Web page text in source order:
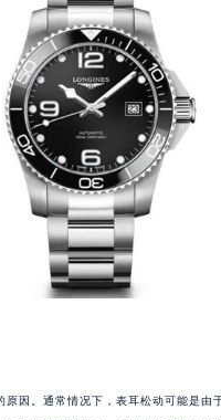
原因。通常情况下，表耳松动可能是由